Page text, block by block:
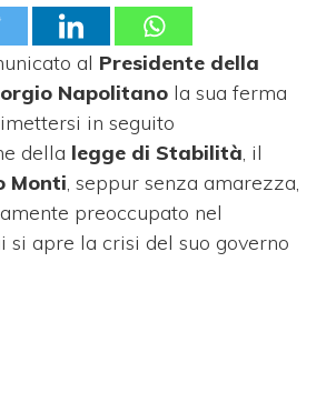
al Presidente della
Napolitano la sua ferma
in seguito
della legge di Stabilità, il
Monti, seppur senza amarezza,
preoccupato nel
si apre la crisi del suo governo